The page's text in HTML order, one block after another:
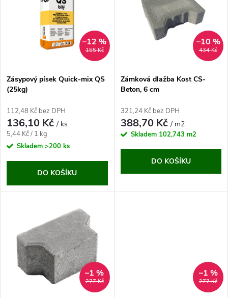
p
r
o
d
u
s
p
r
o
u
155 Kč
–12 %
Zásypový písek Quick-mix QS
(25kg)
112,48 Kč bez DPH
136,10 Kč/ ks
Měrná
cena:
5,44 Kč / 1 kg
Skladem >200 ks
DO KOŠÍKU
434 Kč
–10 %
Zámková dlažba Kost CS-
Beton, 6 cm
321,24 Kč bez DPH
388,70 Kč/ m2
Skladem 102,743 m2
DO KOŠÍKU
277 Kč
–1 %
277 Kč
–1 %